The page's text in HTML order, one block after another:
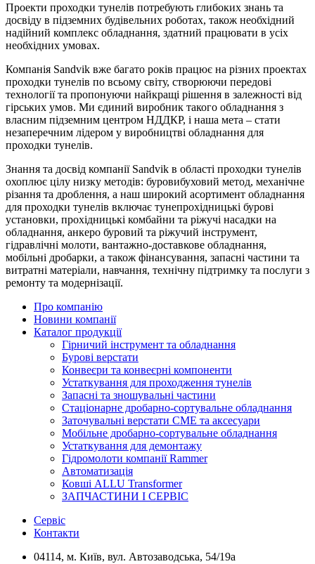
Проекти проходки тунелів потребують глибоких знань та
досвіду в підземних будівельних роботах, також необхідний
надійний комплекс обладнання, здатний працювати в усіх
необхідних умовах.
Компанія Sandvik вже багато років працює на різних проектах
проходки тунелів по всьому світу, створюючи передові
технології та пропонуючи найкращі рішення в залежності від
гірських умов. Ми єдиний виробник такого обладнання з
власним підземним центром НДДКР, і наша мета – стати
незаперечним лідером у виробництві обладнання для
проходки тунелів.
Знання та досвід компанії Sandvik в області проходки тунелів
охоплює цілу низку методів: буровибуховий метод, механічне
різання та дроблення, а наш широкий асортимент обладнання
для проходки тунелів включає тунепрохідницькі бурові
установки, прохідницькі комбайни та ріжучі насадки на
обладнання, анкеро буровий та ріжучий інструмент,
гідравлічні молоти, вантажно-доставкове обладнання,
мобільні дробарки, а також фінансування, запасні частини та
витратні матеріали, навчання, технічну підтримку та послуги з
ремонту та модернізації.
Про компанію
Новини компанії
Каталог продукції
Гірничий інструмент та обладнання
Бурові верстати
Конвеєри та конвеєрні компоненти
Устаткування для проходження тунелів
Запасні та зношувальні частини
Стаціонарне дробарно-сортувальне обладнання
Заточувальні верстати СМЕ та аксесуари
Мобільне дробарно-сортувальне обладнання
Устаткування для демонтажу
Гідромолоти компанії Rammer
Автоматизація
Ковші ALLU Transformer
ЗАПЧАСТИНИ І СЕРВІС
Сервіс
Контакти
04114, м. Київ, вул. Автозаводська, 54/19а